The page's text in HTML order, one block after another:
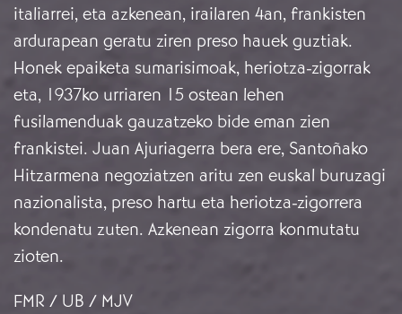
italiarrei, eta azkenean, irailaren 4an, frankisten
ardurapean geratu ziren preso hauek guztiak.
Honek epaiketa sumarisimoak, heriotza-zigorrak
eta, 1937ko urriaren 15 ostean lehen
fusilamenduak gauzatzeko bide eman zien
frankistei. Juan Ajuriagerra bera ere, Santoñako
Hitzarmena negoziatzen aritu zen euskal buruzagi
nazionalista, preso hartu eta heriotza-zigorrera
kondenatu zuten. Azkenean zigorra konmutatu
zioten.
FMR / UB / MJV